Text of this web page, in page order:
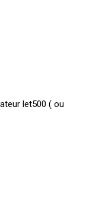
let500 ( ou